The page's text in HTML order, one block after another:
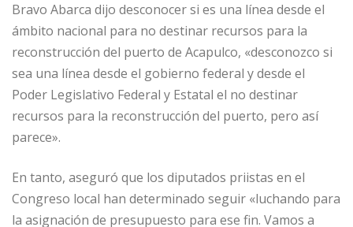
Bravo Abarca dijo desconocer si es una línea desde el
ámbito nacional para no destinar recursos para la
reconstrucción del puerto de Acapulco, «desconozco si
sea una línea desde el gobierno federal y desde el
Poder Legislativo Federal y Estatal el no destinar
recursos para la reconstrucción del puerto, pero así
parece».
En tanto, aseguró que los diputados priistas en el
Congreso local han determinado seguir «luchando para
la asignación de presupuesto para ese fin. Vamos a